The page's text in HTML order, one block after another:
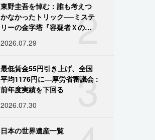
2
東野圭吾を悼む：誰も考えつ
かなかったトリック──ミステ
リーの金字塔『容疑者Ｘの献
2026.07.29
3
最低賃金55円引き上げ、全国
平均1176円に―厚労省審議会 :
前年度実績を下回る
2026.07.30
日本の世界遺産一覧